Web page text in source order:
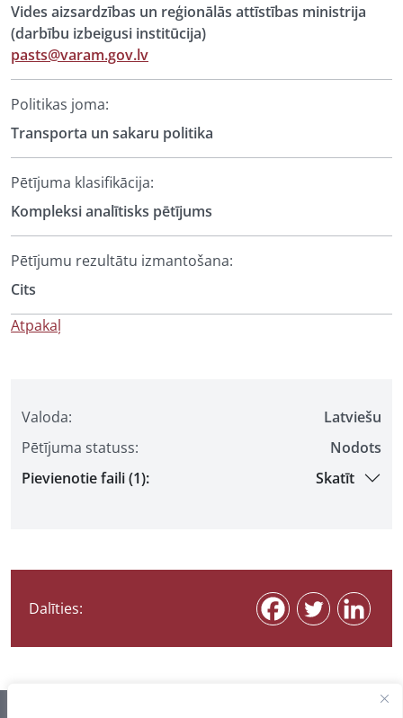
Valoda:
Latviešu
Pētījuma statuss:
Nodots
Pievienotie faili (1):
Skatīt
Dalīties:
Vides aizsardzības un reģionālās attīstības ministrija
(darbību izbeigusi institūcija)
pasts@varam.gov.lv
Politikas joma:
Transporta un sakaru politika
Pētījuma klasifikācija:
Kompleksi analītisks pētījums
Pētījumu rezultātu izmantošana:
Cits
Atpakaļ